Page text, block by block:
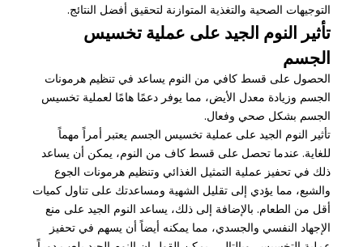
التوجيهات الصحية والتغذية المتوازنة لتحقيق أفضل النتائج.
تأثير النوم الجيد على عملية تخسيس
الجسم
الحصول على قسط كافي من النوم يساعد في تنظيم هرمونات
الجسم وزيادة معدل الأيض، مما يوفر دعمًا هامًا لعملية تخسيس
الجسم بشكل صحي وفعال.
تأثير النوم الجيد على عملية تخسيس الجسم يعتبر أمراً مهماً
للغاية. عندما تحصل على قسط كاف من النوم، يمكن أن يساعد
ذلك في تحفيز عملية التمثيل الغذائي وتنظيم هرمونات الجوع
والشبع، مما يؤدي إلى تقليل الشهية ومساعدتك على تناول كميات
أقل من الطعام. بالإضافة إلى ذلك، يساعد النوم الجيد على منع
الإجهاد النفسي والجسدي، مما يمكنه أيضاً أن يسهم في تحفيز